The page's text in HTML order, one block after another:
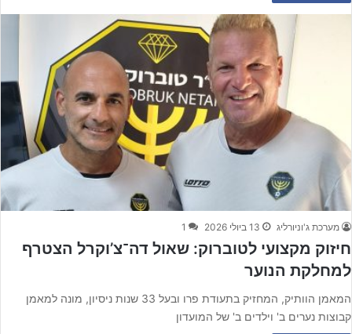
מערכת ג'וניורליג 13 ביולי 2026 1
חיזוק מקצועי לטוברוק: שאול דה־צ’וקרל הצטרף
למחלקת הנוער
המאמן הוותיק, המחזיק בתעודת פרו ובעל 33 שנות ניסיון, מונה למאמן
קבוצות נערים ב' וילדים ב' של המועדון